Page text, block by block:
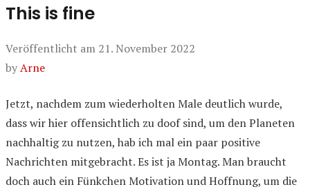
This is fine
Veröffentlicht am 21. November 2022
byArne
Jetzt, nachdem zum wiederholten Male deutlich wurde,
dass wir hier offensichtlich zu doof sind, um den Planeten
nachhaltig zu nutzen, hab ich mal ein paar positive
Nachrichten mitgebracht. Es ist ja Montag. Man braucht
doch auch ein Fünkchen Motivation und Hoffnung, um die